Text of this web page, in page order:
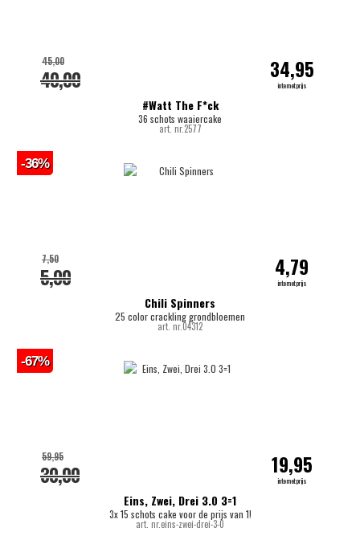
#Watt The F*ck
36 schots waaiercake
art. nr.2577
40,00
45,00 34,95
internetprijs
Chili Spinners
25 color crackling grondbloemen
art. nr.04312
5,00
7,50 4,79
internetprijs
-36%
Eins, Zwei, Drei 3.0 3=1
3x 15 schots cake voor de prijs van 1!
art. nr.eins-zwei-drei-3-0
30,00
59,95 19,95
internetprijs
-67%